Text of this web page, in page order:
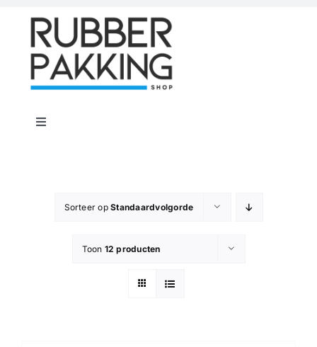
content
Toggle
Rubber Shop
Flenspakkingen
Sorteer opStandaardvolgorde
Toon 12 producten